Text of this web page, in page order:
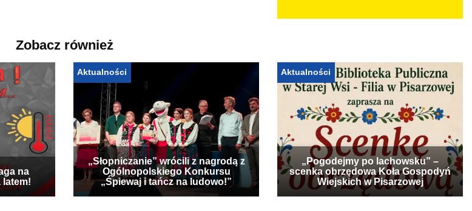
Zobacz również
na
latem!
Aktualności
„Słopniczanie” wrócili z nagrodą z
Ogólnopolskiego Konkursu
„Śpiewaj i tańcz na ludowo!”
Aktualności
„Pogodejmy po lachowsku” –
scenka obrzędowa Koła Gospodyń
Wiejskich w Pisarzowej